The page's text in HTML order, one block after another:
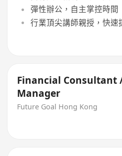
彈性辦公，自主掌控時間
行業頂尖講師親授，快速
Financial Consultant
Manager
Future Goal Hong Kong